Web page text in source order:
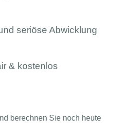
seriöse Abwicklung
& kostenlos
berechnen Sie noch heute